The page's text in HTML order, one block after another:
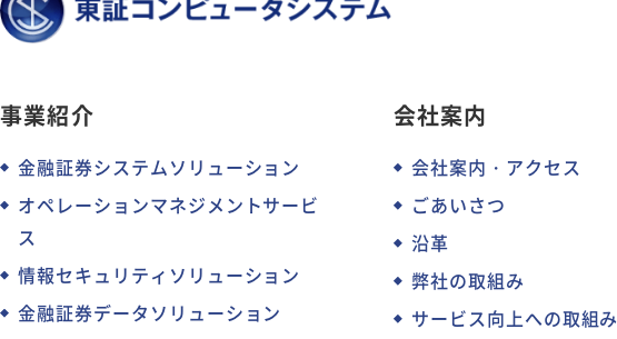
事業紹介
金融証券システムソリューション
オペレーションマネジメントサービ
ス
情報セキュリティソリューション
金融証券データソリューション
会社案内
会社案内・アクセス
ごあいさつ
沿革
弊社の取組み
サービス向上への取組み